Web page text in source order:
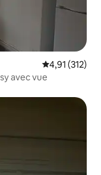
Évaluation
4,91 (312)
avec vue